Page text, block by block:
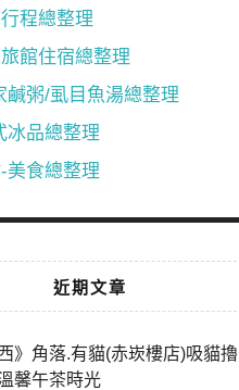
程總整理
館住宿總整理
鹹粥/虱目魚湯總整理
冰品總整理
美食總整理
近期文章
》角落.有貓(赤崁樓店)吸貓擼
馨午茶時光